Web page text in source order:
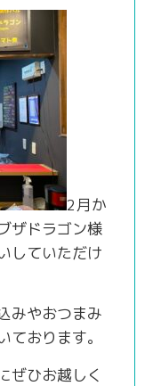
2月か
ザドラゴン様
していただけ
みやおつまみ
おります。
ぜひお越しく